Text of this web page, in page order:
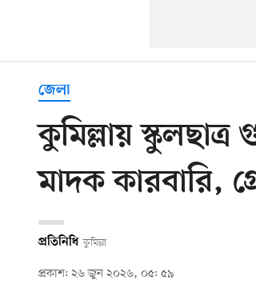
জেলা
কুমিল্লায়
মাদক কারবারি,
প্রতিনিধি কুমিল্লা
প্রকাশ: ২৬ জুন ২০২৬, ০৫: ৫৯